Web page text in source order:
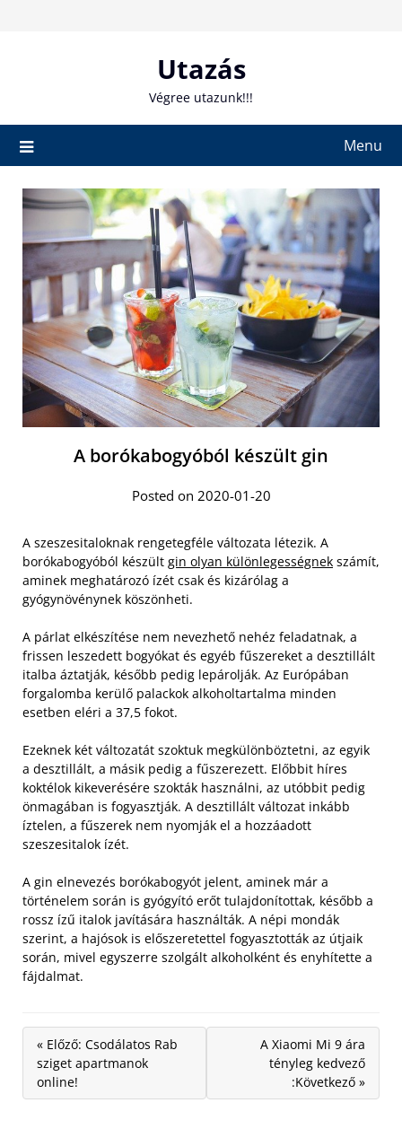
Utazás
Végree utazunk!!!
Menu
A borókabogyóból készült gin
Posted on 2020-01-20
A szeszesitaloknak rengetegféle változata létezik. A
borókabogyóból készült gin olyan különlegességnek számít,
aminek meghatározó ízét csak és kizárólag a
gyógynövénynek köszönheti.
A párlat elkészítése nem nevezhető nehéz feladatnak, a
frissen leszedett bogyókat és egyéb fűszereket a desztillált
italba áztatják, később pedig lepárolják. Az Európában
forgalomba kerülő palackok alkoholtartalma minden
esetben eléri a 37,5 fokot.
Ezeknek két változatát szoktuk megkülönböztetni, az egyik
a desztillált, a másik pedig a fűszerezett. Előbbit híres
koktélok kikeverésére szokták használni, az utóbbit pedig
önmagában is fogyasztják. A desztillált változat inkább
íztelen, a fűszerek nem nyomják el a hozzáadott
szeszesitalok ízét.
A gin elnevezés borókabogyót jelent, aminek már a
történelem során is gyógyító erőt tulajdonítottak, később a
rossz ízű italok javítására használták. A népi mondák
szerint, a hajósok is előszeretettel fogyasztották az útjaik
során, mivel egyszerre szolgált alkoholként és enyhítette a
fájdalmat.
« Előző: Csodálatos Rab
sziget apartmanok
online!
A Xiaomi Mi 9 ára
tényleg kedvező
:Következő »